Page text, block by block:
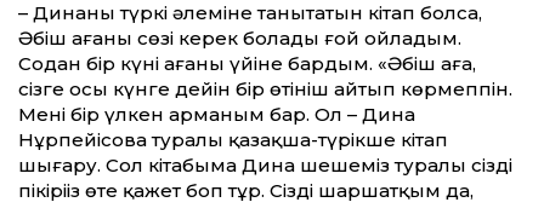
– Динаны түркі әлеміне танытатын кітап болса,
Әбіш ағаның сөзі керек болады ғой ойладым.
Содан бір күні ағаның үйіне бардым. «Әбіш аға,
сізге осы күнге дейін бір өтініш айтып көрмеппін.
Менің бір үлкен арманым бар. Ол – Дина
Нұрпейісова туралы қазақша-түрікше кітап
шығару. Сол кітабыма Дина шешеміз туралы сіздің
пікіріңіз өте қажет боп тұр. Сізді шаршатқым да,